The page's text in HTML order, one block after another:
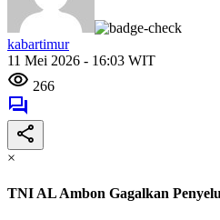
kabartimur
11 Mei 2026 - 16:03 WIT
266
×
TNI AL Ambon Gagalkan